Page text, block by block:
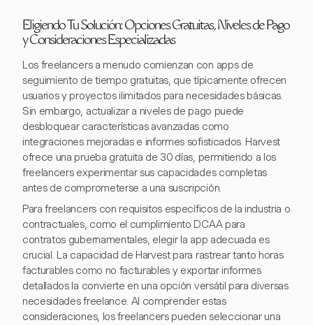
Eligiendo Tu Solución: Opciones Gratuitas, Niveles de Pago
y Consideraciones Especializadas
Los freelancers a menudo comienzan con apps de
seguimiento de tiempo gratuitas, que típicamente ofrecen
usuarios y proyectos ilimitados para necesidades básicas.
Sin embargo, actualizar a niveles de pago puede
desbloquear características avanzadas como
integraciones mejoradas e informes sofisticados. Harvest
ofrece una prueba gratuita de 30 días, permitiendo a los
freelancers experimentar sus capacidades completas
antes de comprometerse a una suscripción.
Para freelancers con requisitos específicos de la industria o
contractuales, como el cumplimiento DCAA para
contratos gubernamentales, elegir la app adecuada es
crucial. La capacidad de Harvest para rastrear tanto horas
facturables como no facturables y exportar informes
detallados la convierte en una opción versátil para diversas
necesidades freelance. Al comprender estas
consideraciones, los freelancers pueden seleccionar una